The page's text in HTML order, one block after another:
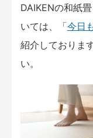
DAIKENの和紙
いては、「今日
紹介しておりま
い。